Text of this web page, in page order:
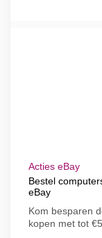
Acties eBay
Bestel
eBay
Kom besparen
kopen met tot